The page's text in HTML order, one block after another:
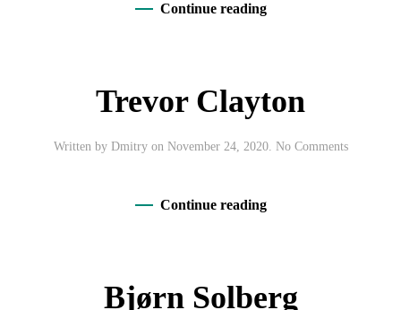
Continue reading
Trevor Clayton
Written by Dmitryon November 24, 2020. No Commentson
Continue reading
Bjørn Solberg